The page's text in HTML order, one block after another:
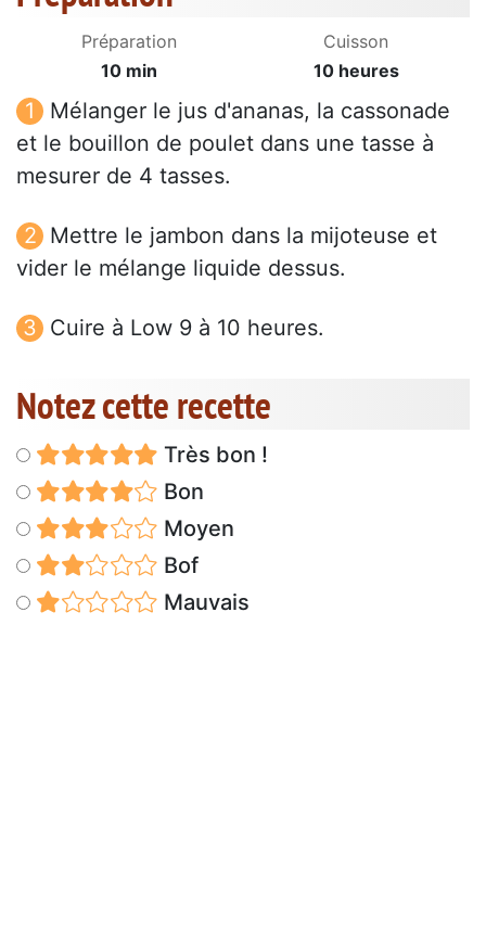
Préparation
10 min
Cuisson
10 heures
Mélanger le jus d'ananas, la cassonade
et le bouillon de poulet dans une tasse à
mesurer de 4 tasses.
Mettre le jambon dans la mijoteuse et
vider le mélange liquide dessus.
Cuire à Low 9 à 10 heures.
Notez cette recette
Très bon !
Bon
Moyen
Bof
Mauvais